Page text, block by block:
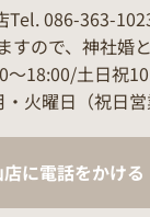
Tel. 086-363-
すので、神社婚
～18:00/土日祝
・火曜日（祝日営
に電話をかける